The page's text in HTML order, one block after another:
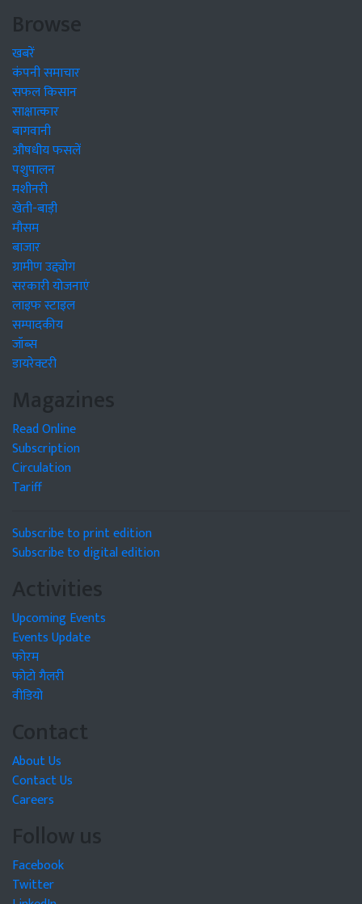
Browse
खबरें
कंपनी समाचार
सफल किसान
साक्षात्कार
बागवानी
औषधीय फसलें
पशुपालन
मशीनरी
खेती-बाड़ी
मौसम
बाजार
ग्रामीण उद्द्योग
सरकारी योजनाएं
लाइफ स्टाइल
सम्पादकीय
जॉब्स
डायरेक्टरी
Magazines
Read Online
Subscription
Circulation
Tariff
Subscribe to print edition
Subscribe to digital edition
Activities
Upcoming Events
Events Update
फोरम
फोटो गैलरी
वीडियो
Contact
About Us
Contact Us
Careers
Follow us
Facebook
Twitter